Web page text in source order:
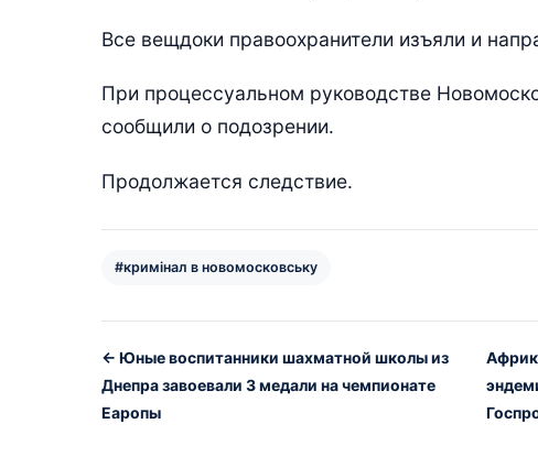
Все вещдоки правоохранители изъяли и
При процессуальном руководстве
сообщили о подозрении.
Продолжается следствие.
#кримінал в новомосковську
← Юные воспитанники шахматной школы из
Днепра завоевали 3 медали на чемпионате
Еаропы